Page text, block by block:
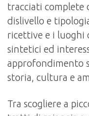
tracciati complete
dislivello e
ricettive e i luoghi
sintetici ed
approfondimento
storia, cultura e
Tra scogliere a